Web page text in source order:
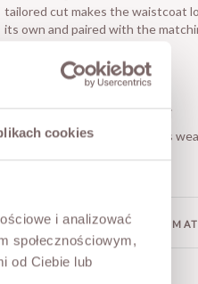
cookies
i analizować
społecznościowym,
od Ciebie lub
tailored cut makes the waistcoat
its own and paired with the
- Button fastening
- Italian brand Giorgia Giannini
The model is 173 cm tall and is
/ ADDITIONAL